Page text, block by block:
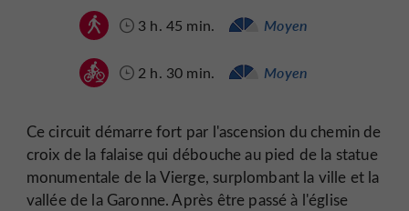
3 h. 45 min. Moyen
2 h. 30 min. Moyen
Ce circuit démarre fort par l'ascension du chemin de
croix de la falaise qui débouche au pied de la statue
monumentale de la Vierge, surplombant la ville et la
vallée de la Garonne. Après être passé à l'église